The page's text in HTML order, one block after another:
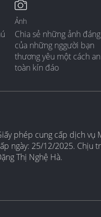
Ảnh
Chia sẻ những ảnh
của những nggười bạn
thương yêu một cách an
toàn kín đáo
phép cung cấp dịch vụ
ngày: 25/12/2025. Chịu
Thị Nghệ Hà.